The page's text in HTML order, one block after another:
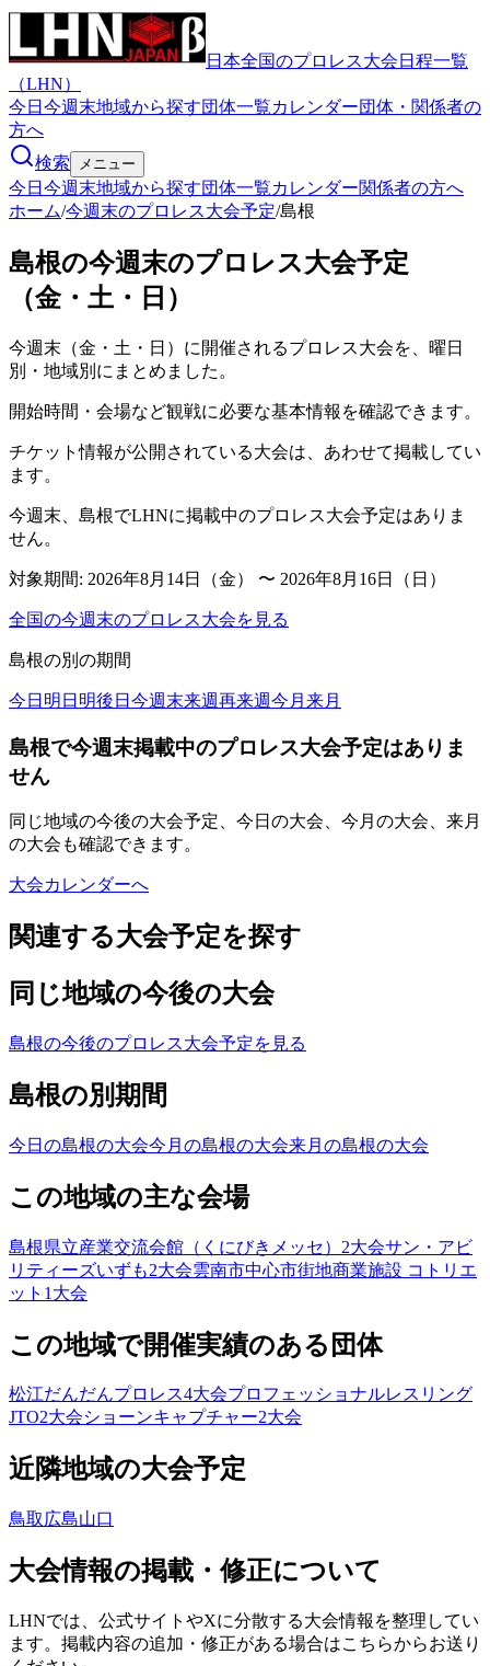
日本全国のプロレス大会日程一覧
（LHN）
今日 今週末地域から探す団体一覧カレンダー団体・関係者の
方へ
検索
メニュー
今日 今週末地域から探す団体一覧カレンダー関係者の方へ
ホーム/今週末のプロレス大会予定/島根
島根の今週末のプロレス大会予定
（金・土・日）
今週末（金・土・日）に開催されるプロレス大会を、曜日
別・地域別にまとめました。
開始時間・会場など観戦に必要な基本情報を確認できます。
チケット情報が公開されている大会は、あわせて掲載してい
ます。
今週末、島根でLHNに掲載中のプロレス大会予定はありま
せん。
対象期間: 2026年8月14日（金） 〜 2026年8月16日（日）
全国の今週末のプロレス大会を見る
島根の別の期間
今日 明日 明後日 今週末来週再来週今月 来月
島根で今週末掲載中のプロレス大会予定はありま
せん
同じ地域の今後の大会予定、今日の大会、今月の大会、来月
の大会も確認できます。
大会カレンダーへ
関連する大会予定を探す
同じ地域の今後の大会
島根の今後のプロレス大会予定を見る
島根の別期間
今日の島根の大会今月の島根の大会来月の島根の大会
この地域の主な会場
島根県立産業交流会館（くにびきメッセ） 2大会サン・アビ
リティーズいずも2大会雲南市中心市街地商業施設 コトリエ
ット 1 大会
この地域で開催実績のある団体
松江だんだんプロレス4大会プロフェッショナルレスリング
JTO2大会ショーンキャプチャー2大会
近隣地域の大会予定
鳥取 広島山口
大会情報の掲載・修正について
LHNでは、公式サイトやXに分散する大会情報を整理してい
ます。掲載内容の追加・修正がある場合はこちらからお送り